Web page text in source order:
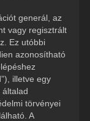
generál, az
vagy regisztrált
Ez utóbbi
azonosítható
illetve egy
általad
törvényei
A